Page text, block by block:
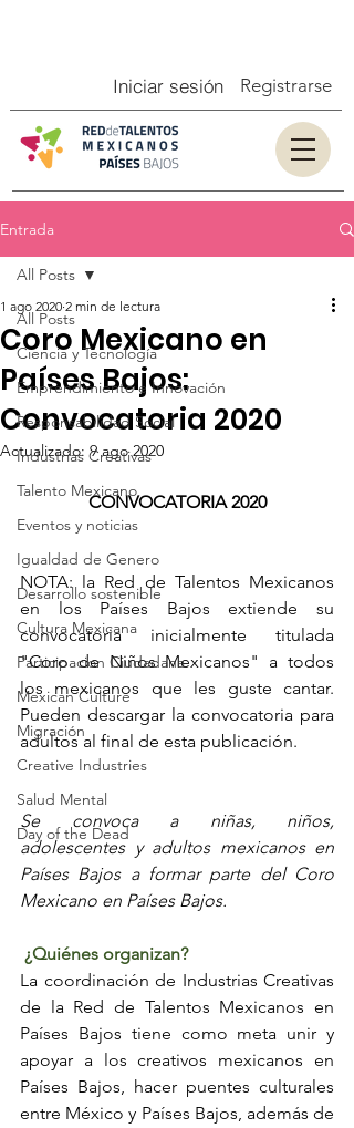
Iniciar sesión Registrarse
Entrada
All Posts
Ciencia y Tecnología
Emprendimiento e Innovación
Responsabilidad Social
Industrias Creativas
Talento Mexicano
Eventos y noticias
Igualdad de Genero
Desarrollo sostenible
Cultura Mexicana
Participacion Ciudadana
Mexican Culture
Migración
Creative Industries
Salud Mental
Day of the Dead
All Posts
Coro Mexicano en
Países Bajos:
Convocatoria 2020
1 ago 2020 2 min de lectura
Actualizado:9 ago 2020
CONVOCATORIA 2020
NOTA: la Red de Talentos Mexicanos
en los Países Bajos extiende su
convocatoria inicialmente titulada
"Coro de Niños Mexicanos" a todos
los mexicanos que les guste cantar.
Pueden descargar la convocatoria para
adultos al final de esta publicación.
Se convoca a niñas, niños,
adolescentes y adultos mexicanos en
Países Bajos a formar parte del Coro
Mexicano en Países Bajos.
¿Quiénes organizan?
La coordinación de Industrias Creativas
de la Red de Talentos Mexicanos en
Países Bajos tiene como meta unir y
apoyar a los creativos mexicanos en
Países Bajos, hacer puentes culturales
entre México y Países Bajos, además de